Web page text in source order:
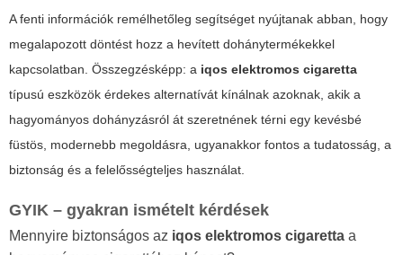
A fenti információk remélhetőleg segítséget nyújtanak abban, hogy
megalapozott döntést hozz a hevített dohánytermékekkel
kapcsolatban. Összegzésképp: a iqos elektromos cigaretta
típusú eszközök érdekes alternatívát kínálnak azoknak, akik a
hagyományos dohányzásról át szeretnének térni egy kevésbé
füstös, modernebb megoldásra, ugyanakkor fontos a tudatosság, a
biztonság és a felelősségteljes használat.
GYIK – gyakran ismételt kérdések
Mennyire biztonságos az iqos elektromos cigaretta a